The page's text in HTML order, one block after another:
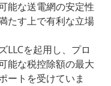
能な送電網の安定性
たす上で有利な立場
LLCを起用し、プロ
能な税控除額の最大
ートを受けていま